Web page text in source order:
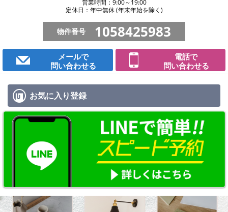
営業時間：9:00～19:00
定休日：年中無休 (年末年始を除く)
物件番号 1058425983
メールで
問い合わせる
電話で
問い合わせる
お気に入り登録